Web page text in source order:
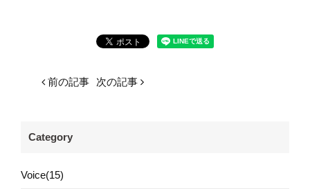
前の記事 次の記事
Category
Voice(15)